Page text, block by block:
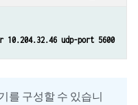
udp-port 5600
를 구성할 수 있습니